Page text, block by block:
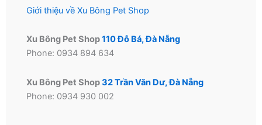
Giới thiệu về Xu Bông Pet Shop
Xu Bông Pet Shop110 Đỗ Bá, Đà Nẵng
Phone: 0934 894 634
Xu Bông Pet Shop32 Trần Văn Dư, Đà Nẵng
Phone: 0934 930 002